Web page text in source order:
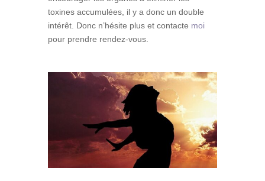
toxines accumulées, il y a donc un double
intérêt. Donc n’hésite plus et contacte moi
pour prendre rendez-vous.